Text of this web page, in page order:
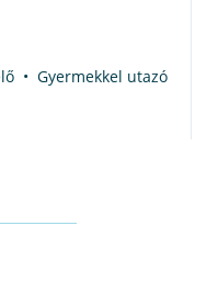
• Gyermekkel utazó